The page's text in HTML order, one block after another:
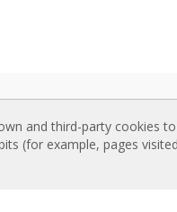
Standard luftridåer
Försänkta luftridåer
and third-party cookies
(for example, pages